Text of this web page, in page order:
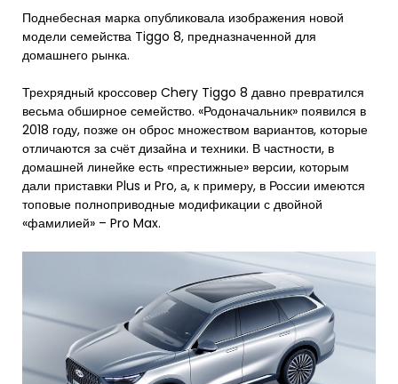
Поднебесная марка опубликовала изображения новой
модели семейства Tiggo 8, предназначенной для
домашнего рынка.
Трехрядный кроссовер Chery Tiggo 8 давно превратился
весьма обширное семейство. «Родоначальник» появился в
2018 году, позже он оброс множеством вариантов, которые
отличаются за счёт дизайна и техники. В частности, в
домашней линейке есть «престижные» версии, которым
дали приставки Plus и Pro, а, к примеру, в России имеются
топовые полноприводные модификации с двойной
«фамилией» – Pro Max.